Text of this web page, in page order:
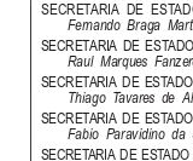
SECRETARIA  DE
Fernando  Braga
SECRETARIA  DE
Raul  Marques
SECRETARIA  DE
Thiago  Tavares  de
SECRETARIA  DE
Fabio  Paravidino  da
SECRETARIA DE